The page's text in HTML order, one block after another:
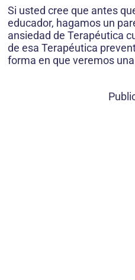
Si usted cree que antes
educador, hagamos un
ansiedad de Terapéutica
de esa Terapéutica
forma en que veremos